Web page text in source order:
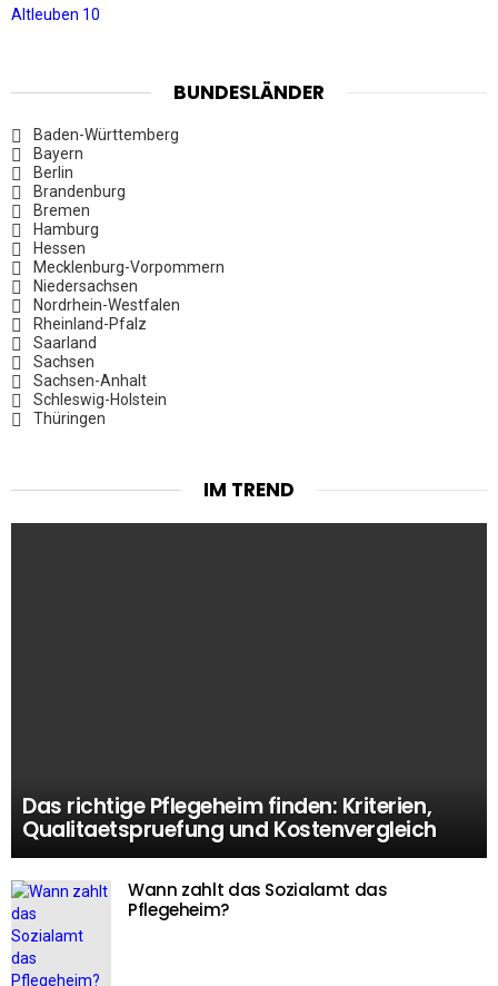
Altleuben 10
BUNDESLÄNDER
Baden-Württemberg
Bayern
Berlin
Brandenburg
Bremen
Hamburg
Hessen
Mecklenburg-Vorpommern
Niedersachsen
Nordrhein-Westfalen
Rheinland-Pfalz
Saarland
Sachsen
Sachsen-Anhalt
Schleswig-Holstein
Thüringen
IM TREND
Das richtige Pflegeheim finden: Kriterien,
Qualitaetspruefung und Kostenvergleich
Wann zahlt das Sozialamt das
Pflegeheim?